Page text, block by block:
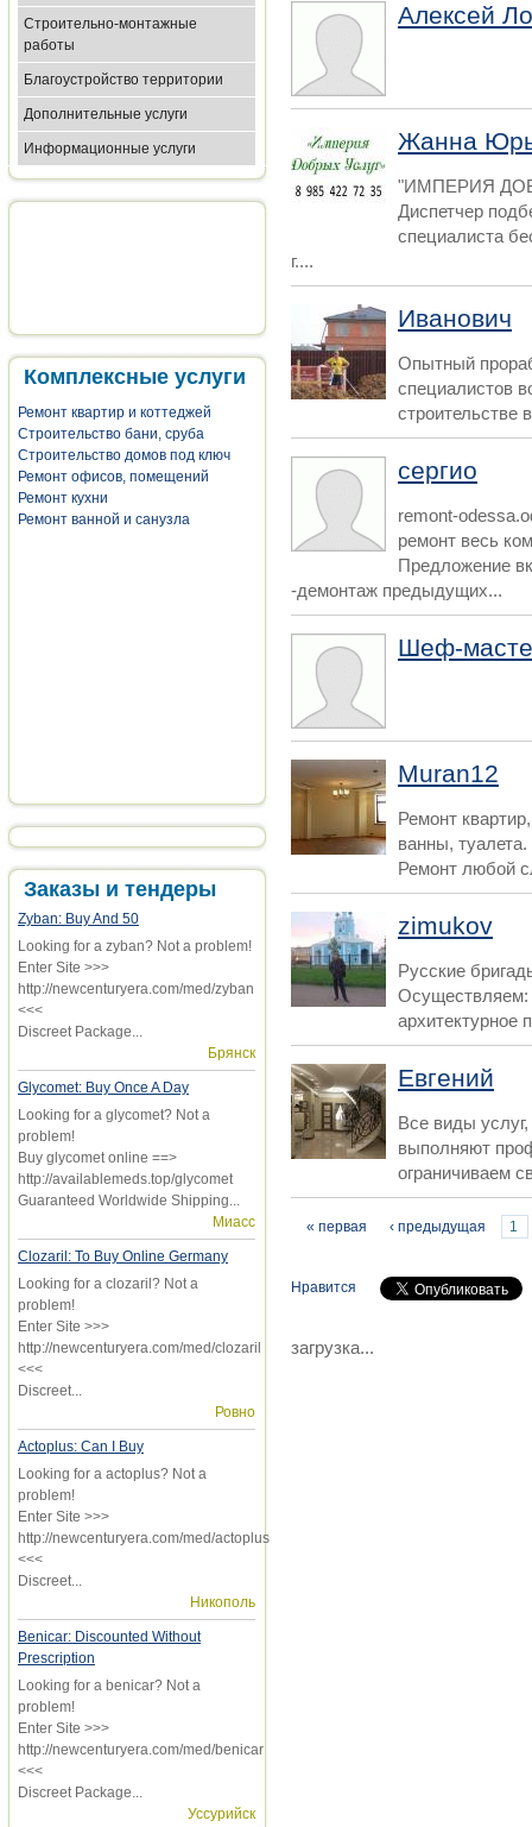
Строительно-монтажные
работы
Благоустройство территории
Дополнительные услуги
Информационные услуги
Комплексные услуги
Ремонт квартир и коттеджей
Строительство бани, сруба
Строительство домов под ключ
Ремонт офисов, помещений
Ремонт кухни
Ремонт ванной и санузла
Заказы и тендеры
Zyban: Buy And 50
Looking for a zyban? Not a problem!
Enter Site >>>
http://newcenturyera.com/med/zyban
<<<
Discreet Package...
Брянск
Glycomet: Buy Once A Day
Looking for a glycomet? Not a
problem!
Buy glycomet online ==>
http://availablemeds.top/glycomet
Guaranteed Worldwide Shipping...
Миасс
Clozaril: To Buy Online Germany
Looking for a clozaril? Not a
problem!
Enter Site >>>
http://newcenturyera.com/med/clozaril
<<<
Discreet...
Ровно
Actoplus: Can I Buy
Looking for a actoplus? Not a
problem!
Enter Site >>>
http://newcenturyera.com/med/actoplus
<<<
Discreet...
Никополь
Benicar: Discounted Without
Prescription
Looking for a benicar? Not a
problem!
Enter Site >>>
http://newcenturyera.com/med/benicar
<<<
Discreet Package...
Уссурийск
Алексей
Жанна
"ИМПЕРИЯ
Диспетчер
специалиста
г....
Иванович
Опытный
специалистов
строительстве
сергио
remont-
ремонт весь
Предложение
-демонтаж предыдущих...
Шеф-
Muran12
Ремонт
ванны, туалета.
Ремонт любой
zimukov
Русские
Осуществляем:
архитектурное
Евгений
Все виды
выполняют
ограничиваем
Страницы
« первая ‹ предыдущая 1
Нравится
загрузка...